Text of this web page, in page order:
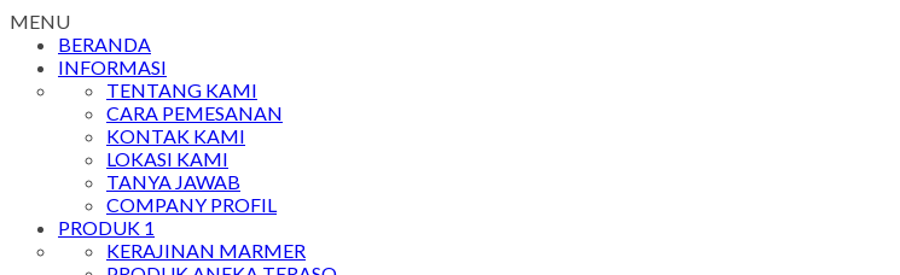
MENU
BERANDA
INFORMASI
TENTANG KAMI
CARA PEMESANAN
KONTAK KAMI
LOKASI KAMI
TANYA JAWAB
COMPANY PROFIL
PRODUK 1
KERAJINAN MARMER